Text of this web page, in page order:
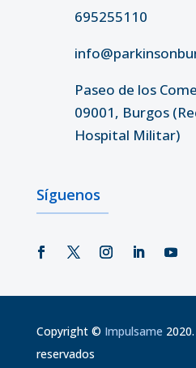
695255110
Paseo de los
09001, Burgos
Hospital Militar)
Síguenos
Copyright © Impulsame
reservados